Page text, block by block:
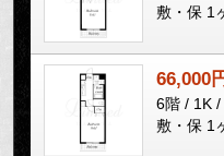
敷・保 1
66,000
6階 / 1K /
敷・保 1